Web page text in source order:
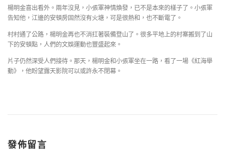
楊明金喜出看外。兩年沒見，小張軍神情煥發，已不是本來的樣子了。小張軍
告知他，江邊的安頓房固然沒有火塘，可是很熱和，也不斷電了。
村村通了公路，楊明金再也不消扛著裝備登山了。很多平地上的村寨搬到了山
下的安頓點，人們的文娛運動也豐盛起來。
片子仍然深受人們接待。那天，楊明金和小張軍坐在一路，看了一場《紅海舉
動》，他盼望露天影院可以或許永不閉幕。
發佈留言